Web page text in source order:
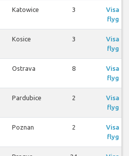
Katowice 3
Visa
flyg
Kosice 3
Visa
flyg
Ostrava 8
Visa
flyg
Pardubice 2
Visa
flyg
Poznan 2
Visa
flyg